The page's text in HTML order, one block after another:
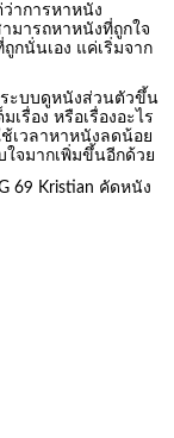
าการหาหนัง
มารถหาหนังที่ถูกใจ
กนั่นเอง แค่เริ่มจาก
ระบบดูหนังส่วนตัวขึ้น
รื่อง หรือเรื่องอะไร
เวลาหาหนังลดน้อย
จมากเพิ่มขึ้นอีกด้วย
69 Kristian คัดหนัง